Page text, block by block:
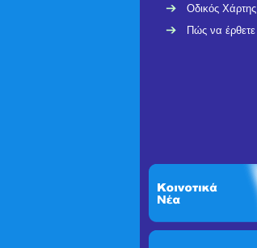
Οδικός Χάρτης
Πώς να έρθετε